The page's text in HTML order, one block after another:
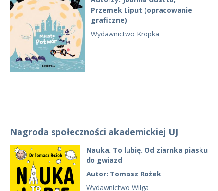
Przemek Liput (opracowanie
graficzne)
Wydawnictwo Kropka
Nagroda społeczności akademickiej UJ
Nauka. To lubię. Od ziarnka piasku
do gwiazd
Autor: Tomasz Rożek
Wydawnictwo Wilga